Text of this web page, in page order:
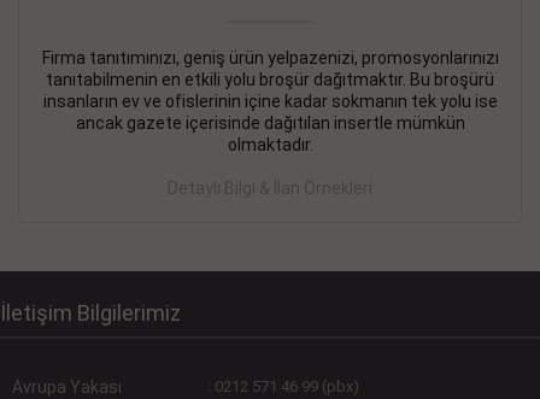
Firma tanıtımınızı, geniş ürün yelpazenizi, promosyonlarınızı
tanıtabilmenin en etkili yolu broşür dağıtmaktır. Bu broşürü
insanların ev ve ofislerinin içine kadar sokmanın tek yolu ise
ancak gazete içerisinde dağıtılan insertle mümkün
olmaktadır.
Detaylı Bilgi & İlan Örnekleri
İletişim Bilgilerimiz
Avrupa Yakası : 0212 571 46 99 (pbx)
DEVREMÜLK KİRALIK İlanı- 11.09.2018
SİNYE Tekstile Şoförlüğü olan 35 yaşını aşmamış, Depo
elemanı alınacaktır. Osmanbey, Şişli